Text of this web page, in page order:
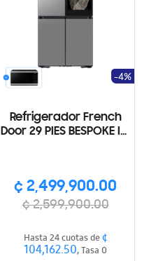
Refrigerador French
Door 29 PIES BESPOKE IA,
plateado
¢ 2,499,900.00
¢ 2,599,900.00
-4%
Hasta 24 cuotas de¢
104,162.50, Tasa 0